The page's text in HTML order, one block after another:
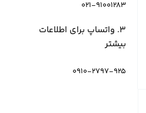
021-91001283
۳. واتساپ برای اطلاعات
بیشتر
0910-2797-925